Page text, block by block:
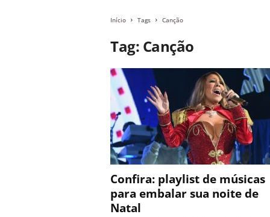
Início Tags Canção
Tag: Canção
Confira: playlist de músicas
para embalar sua noite de
Natal